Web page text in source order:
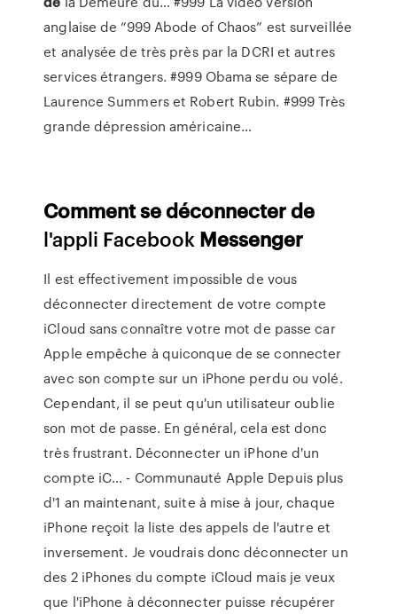
anglaise de “999 Abode of Chaos” est surveillée
et analysée de très près par la DCRI et autres
services étrangers. #999 Obama se sépare de
Laurence Summers et Robert Rubin. #999 Très
grande dépression américaine…
Commentsedéconnecterde
l'appli Facebook Messenger
Il est effectivement impossible de vous
déconnecter directement de votre compte
iCloud sans connaître votre mot de passe car
Apple empêche à quiconque de se connecter
avec son compte sur un iPhone perdu ou volé.
Cependant, il se peut qu'un utilisateur oublie
son mot de passe. En général, cela est donc
très frustrant. Déconnecter un iPhone d'un
compte iC… - Communauté Apple Depuis plus
d'1 an maintenant, suite à mise à jour, chaque
iPhone reçoit la liste des appels de l'autre et
inversement. Je voudrais donc déconnecter un
des 2 iPhones du compte iCloud mais je veux
que l'iPhone à déconnecter puisse récupérer